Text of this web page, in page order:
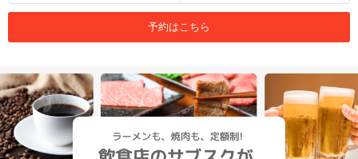
予約はこちら